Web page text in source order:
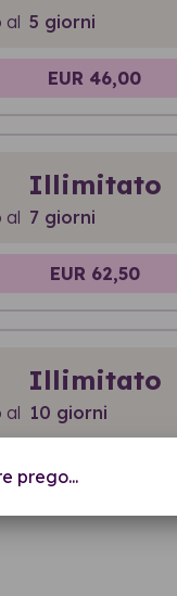
prego...
al 5 giorni
EUR 46,00
Illimitato
al 7 giorni
EUR 62,50
Illimitato
al 10 giorni
EUR 73,00